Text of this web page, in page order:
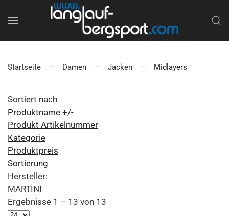
Startseite Damen Jacken Midlayers
Sortiert nach
Produktname +/-
Produkt Artikelnummer
Kategorie
Produktpreis
Sortierung
Hersteller:
MARTINI
Ergebnisse 1 – 13 von 13